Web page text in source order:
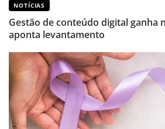
NOTÍCIAS
Gestão de conteúdo digital ganha
aponta levantamento